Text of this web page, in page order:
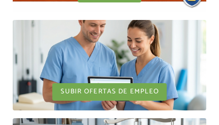
SUBIR OFERTAS DE EMPLEO